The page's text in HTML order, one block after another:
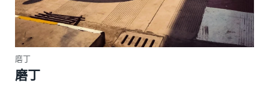
磨丁
磨丁